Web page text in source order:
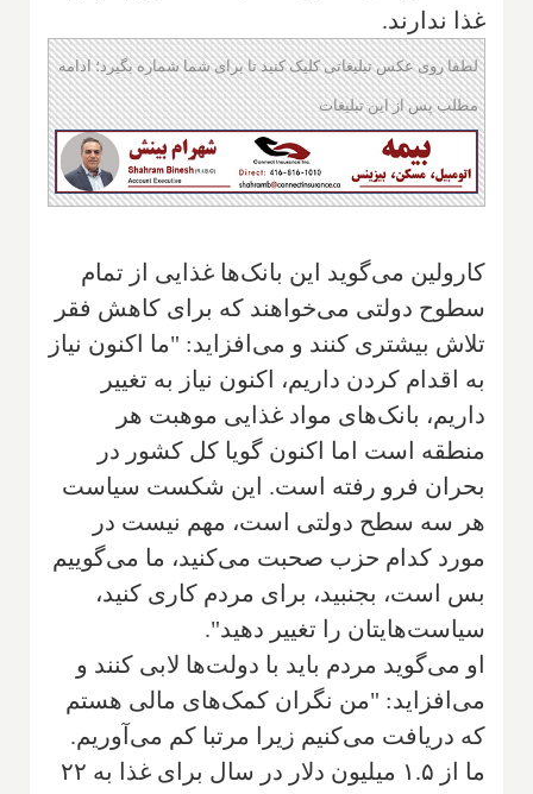
غذا ندارند.
لطفا روی عکس تبلیغاتی کلیک کنید تا برای شما شماره بگیرد؛ ادامه
مطلب پس از این تبلیغات
کارولین می‌گوید این بانک‌ها غذایی از تمام
سطوح دولتی می‌خواهند که برای کاهش فقر
تلاش بیشتری کنند و می‌افزاید: "ما اکنون نیاز
به اقدام کردن داریم، اکنون نیاز به تغییر
داریم، بانک‌های مواد غذایی موهبت هر
منطقه است اما اکنون گویا کل کشور در
بحران فرو رفته است. این شکست سیاست
هر سه سطح دولتی است، مهم نیست در
مورد کدام حزب صحبت می‌کنید، ما می‌گوییم
بس است، بجنبید، برای مردم کاری کنید،
سیاست‌هایتان را تغییر دهید".
او می‌گوید مردم باید با دولت‌ها لابی کنند و
می‌افزاید: "من نگران کمک‌های مالی هستم
که دریافت می‌کنیم زیرا مرتبا کم می‌آوریم.
ما از ۱.۵ میلیون دلار در سال برای غذا به ۲۲